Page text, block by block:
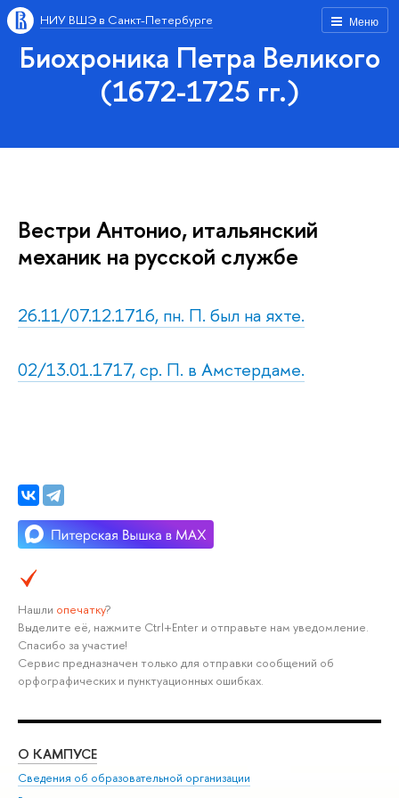
Меню
НИУ ВШЭ в Санкт-Петербурге
Биохроника Петра Великого
(1672-1725 гг.)
Вестри Антонио, итальянский
механик на русской службе
26.11/07.12.1716, пн. П. был на яхте.
02/13.01.1717, ср. П. в Амстердаме.
Нашли опечатку?
Выделите её, нажмите Ctrl+Enter и отправьте нам уведомление.
Спасибо за участие!
Сервис предназначен только для отправки сообщений об
орфографических и пунктуационных ошибках.
О КАМПУСЕ
Сведения об образовательной организации